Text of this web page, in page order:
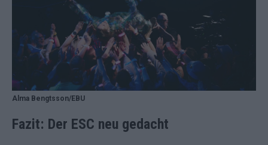
Alma Bengtsson/EBU
Fazit: Der ESC neu gedacht